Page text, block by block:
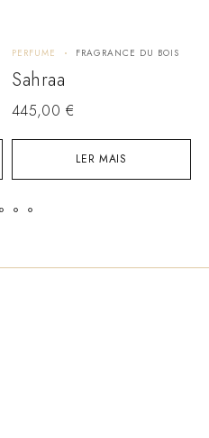
LER MAIS
PERFUME FRAGRANCE DU BOIS
Sahraa
445,00 €